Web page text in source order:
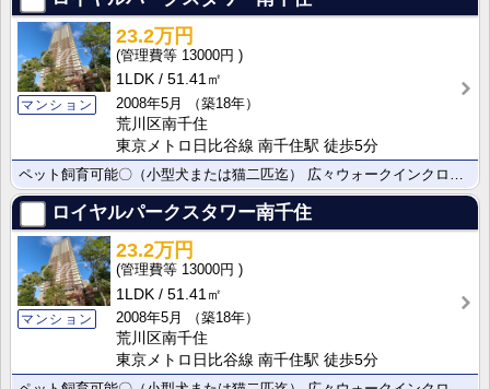
マンション
23.2万円
13000円
1LDK
51.41㎡
2008年5月
（築18年）
荒川区南千住
東京メトロ日比谷線 南千住駅 徒歩5分
ロイヤルパークスタワー南千住
マンション
23.2万円
13000円
1LDK
51.41㎡
2008年5月
（築18年）
荒川区南千住
東京メトロ日比谷線 南千住駅 徒歩5分